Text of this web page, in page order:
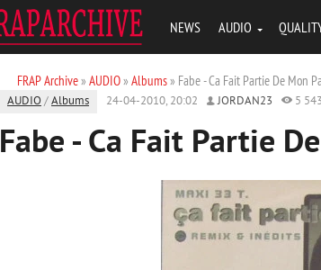
NEWS AUDIO
FRAP Archive» AUDIO» Albums» Fabe - Ca Fait Partie De Mon
AUDIO /Albums 24-04-2010, 20:02 JORDAN23 5 543
Fabe - Ca Fait Partie